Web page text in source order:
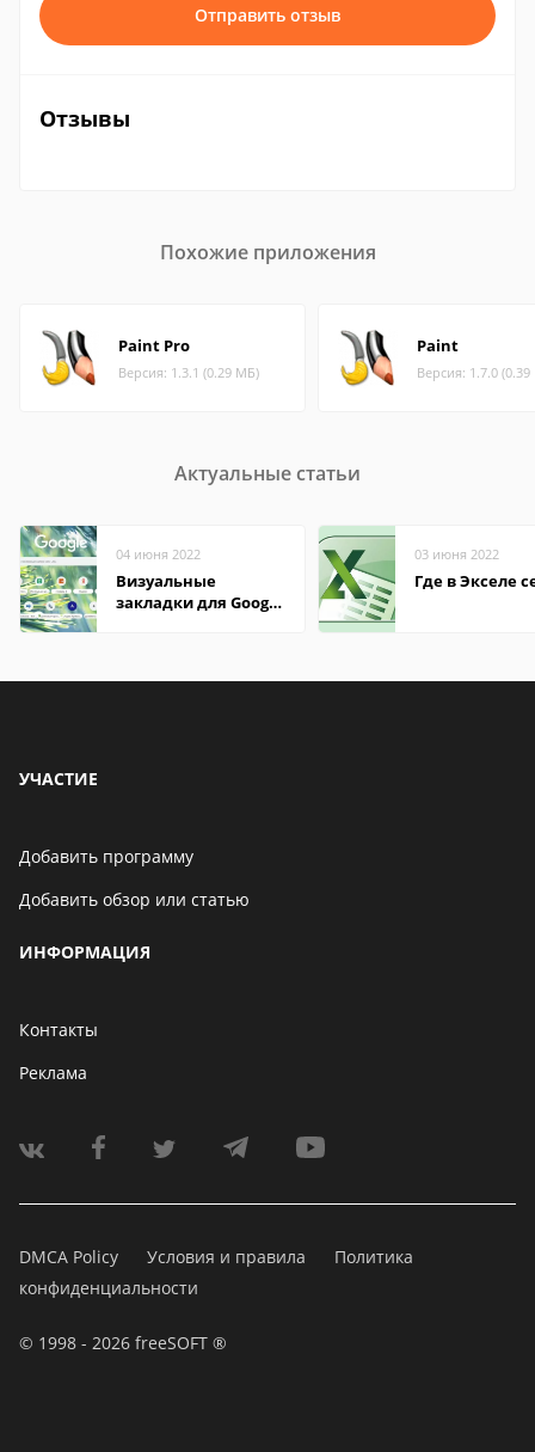
Отправить отзыв
Отзывы
Похожие приложения
Paint Pro
Версия: 1.3.1 (0.29 МБ)
Paint
Версия: 1.7.0
Актуальные статьи
04 июня 2022
Визуальные
закладки для Google
03 июня 2022
Где в Экселе
УЧАСТИЕ
Добавить программу
Добавить обзор или статью
ИНФОРМАЦИЯ
Контакты
Реклама
DMCA Policy Условия и правила
Политика
конфиденциальности
© 1998 - 2026 freeSOFT ®